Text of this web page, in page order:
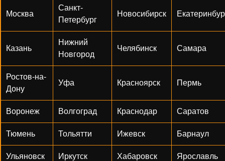
Москва
Санкт-
Петербург
Новосибирск
Казань
Нижний
Новгород
Челябинск Самара
Ростов-на-
Дону
Уфа Красноярск Пермь
Воронеж Волгоград Краснодар Саратов
Тюмень Тольятти Ижевск Барнаул
Ульяновск Иркутск Хабаровск Ярославль